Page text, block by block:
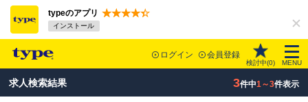
typeのアプリ
インストール
ログイン 会員登録
検討中(0) MENU
求人検索結果 3件中1～3件表示